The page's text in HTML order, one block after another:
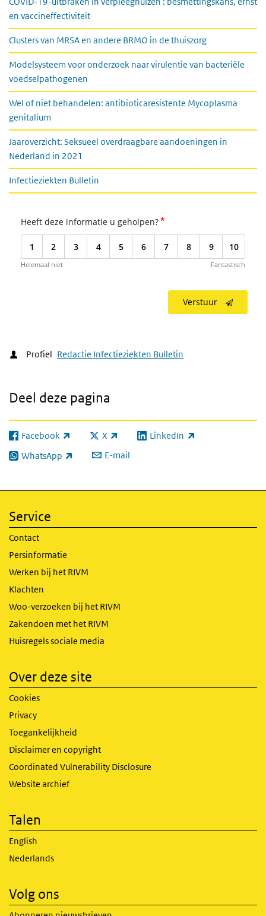
en vaccineffectiviteit
Clusters van MRSA en andere BRMO in de thuiszorg
Modelsysteem voor onderzoek naar virulentie van bacteriële
voedselpathogenen
Wel of niet behandelen: antibioticaresistente Mycoplasma
genitalium
Jaaroverzicht: Seksueel overdraagbare aandoeningen in
Nederland in 2021
Infectieziekten Bulletin
Heeft deze informatie u geholpen?*
1 2 3 4 5 6 7 8 9 10
Helemaal niet Fantastisch
Verstuur
Profiel Redactie Infectieziekten Bulletin
Deel deze pagina
Facebook
(externe link) X
(externe link) LinkedIn
(externe link)
WhatsApp
(externe link) E-mail
Service
Contact
Persinformatie
Werken bij het RIVM
Klachten
Woo-verzoeken bij het RIVM
Zakendoen met het RIVM
Huisregels sociale media
Over deze site
Cookies
Privacy
Toegankelijkheid
Disclaimer en copyright
Coordinated Vulnerability Disclosure
Website archief
Talen
English
Nederlands
Volg ons